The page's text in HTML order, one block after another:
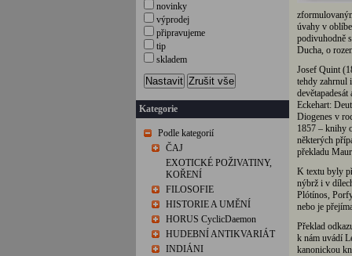
novinky
výprodej
připravujeme
tip
skladem
Nastavit Zrušit vše
Kategorie
Podle kategorií
ČAJ
EXOTICKÉ POŽIVATINY,
KOŘENÍ
FILOSOFIE
HISTORIE A UMĚNÍ
HORUS CyclicDaemon
HUDEBNÍ ANTIKVARIÁT
INDIÁNI
úvahy v
podivuhodně
Ducha, o
Josef Quint
tehdy zahrnul
Eckehart:
Diogenes v
1857 – knihy
některých
překladu
K textu byly
nýbrž i v
Plótínos,
nebo je
Překlad
k nám uvádí
kanonickou